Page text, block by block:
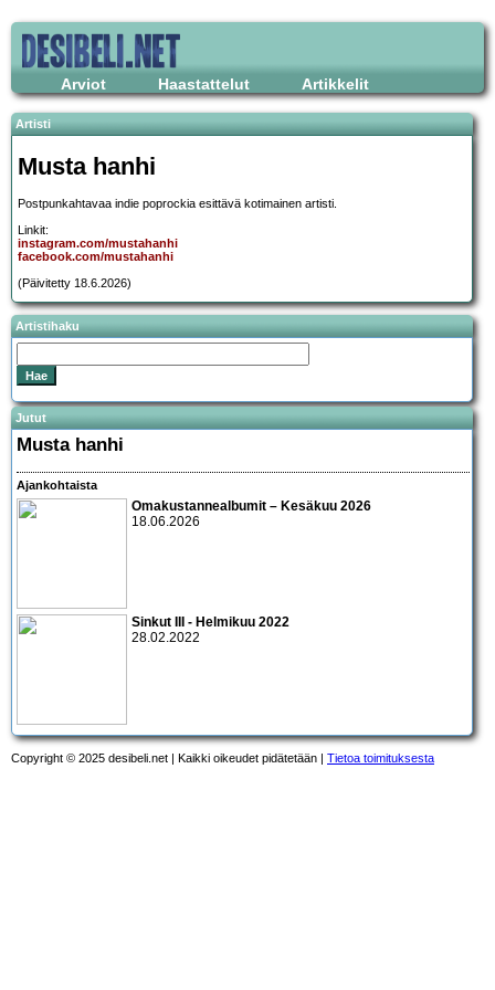
Arviot Haastattelut Artikkelit
Artisti
Musta hanhi
Postpunkahtavaa indie poprockia esittävä kotimainen artisti.
Linkit:
instagram.com/mustahanhi
facebook.com/mustahanhi
(Päivitetty 18.6.2026)
Artistihaku
Jutut
Musta hanhi
Ajankohtaista
Omakustannealbumit – Kesäkuu 2026
18.06.2026
Sinkut III - Helmikuu 2022
28.02.2022
Copyright © 2025 desibeli.net | Kaikki oikeudet pidätetään | Tietoa toimituksesta